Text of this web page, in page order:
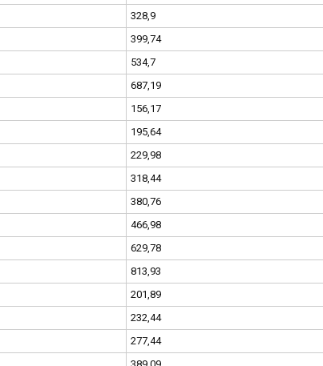
328,9
399,74
534,7
687,19
156,17
195,64
229,98
318,44
380,76
466,98
629,78
813,93
201,89
232,44
277,44